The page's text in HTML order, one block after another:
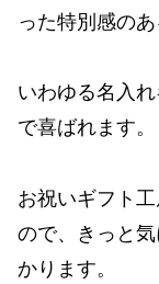
った特別感のあ
いわゆる名入
で喜ばれます。
お祝いギフト
ので、きっと
かります。